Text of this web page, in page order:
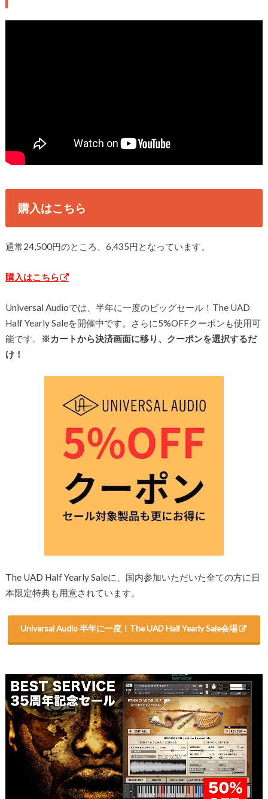
購入はこちら
通常24,500円のところ、6,435円となっています。
購入はこちら
Universal Audioでは、半年に一度のビッグセール！The UAD
Half Yearly Saleを開催中です。さらに5%OFFクーポンも使用可
能です。
※カートから決済画面に移り、クーポンを選択するだ
け！
The UAD Half Yearly Saleに、国内参加いただいた全ての方に日
本限定特典も用意されています。
Universal Audio 半年に一度！The UAD Half Yearly Sale会場